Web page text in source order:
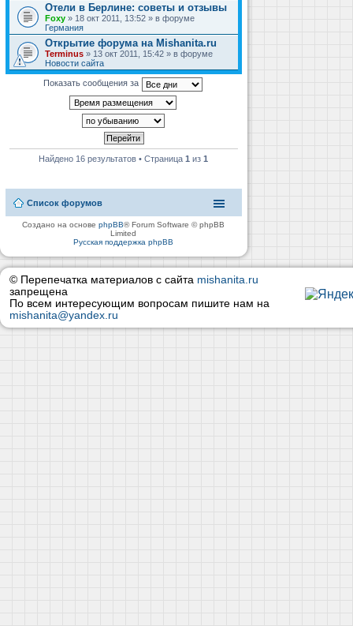
Отели в Берлине: советы и отзывы
Foxy » 18 окт 2011, 13:52 » в форуме
Германия
Открытие форума на Mishanita.ru
Terminus » 13 окт 2011, 15:42 » в форуме
Новости сайта
Показать сообщения за
Найдено 16 результатов • Страница1 из1
Список форумов
Создано на основеphpBB® Forum Software © phpBB
Limited
Русская поддержка phpBB
© Перепечатка материалов с сайта mishanita.ru
запрещена
По всем интересующим вопросам пишите нам на
mishanita@yandex.ru